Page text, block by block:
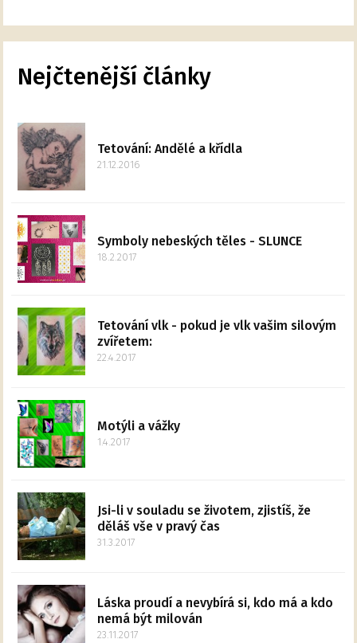
Nejčtenější články
Tetování: Andělé a křídla
21.12.2016
Symboly nebeských těles - SLUNCE
18.2.2017
Tetování vlk - pokud je vlk vašim silovým
zvířetem:
22.4.2017
Motýli a vážky
1.4.2017
Jsi-li v souladu se životem, zjistíš, že
děláš vše v pravý čas
31.3.2017
Láska proudí a nevybírá si, kdo má a kdo
nemá být milován
23.11.2017